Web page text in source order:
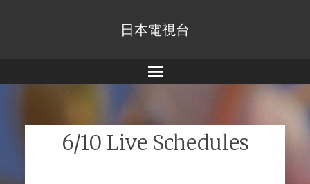
日本電視台
Menu
6/10 Live Schedules